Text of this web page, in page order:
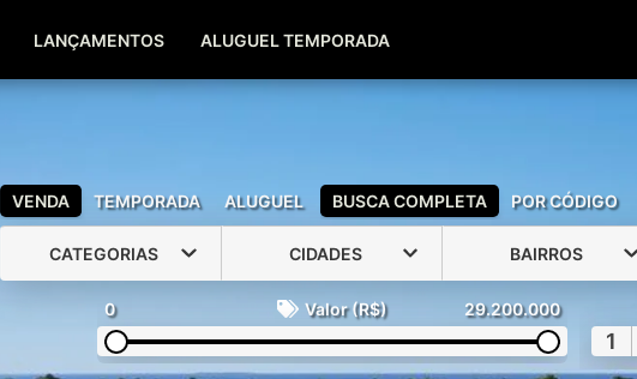
(51) 99600-0039
LANÇAMENTOS ALUGUEL TEMPORADA
VENDA TEMPORADA ALUGUEL BUSCA COMPLETA POR CÓDIGO
CATEGORIAS CIDADES BAIRROS
0 Valor (R$) 29.200.000
1